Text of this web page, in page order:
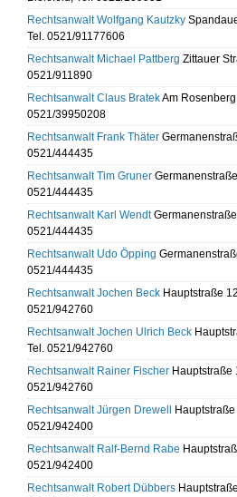
Rechtsanwalt Wolfgang Kautzky
Tel. 0521/91177606
Rechtsanwalt Michael Pattberg Zittauer
0521/911890
Rechtsanwalt Claus BratekAm
0521/39950208
Rechtsanwalt Frank Thäter
0521/444435
Rechtsanwalt Tim Gruner
0521/444435
Rechtsanwalt Karl Wendt
0521/444435
Rechtsanwalt Udo Öpping
0521/444435
Rechtsanwalt Jochen Beck Hauptstraße
0521/942760
Rechtsanwalt Jochen Ulrich Beck
Tel. 0521/942760
Rechtsanwalt Rainer Fischer Hauptstraße
0521/942760
Rechtsanwalt Jürgen Drewell
0521/942400
Rechtsanwalt Ralf-Bernd Rabe
0521/942400
Rechtsanwalt Robert Dübbers